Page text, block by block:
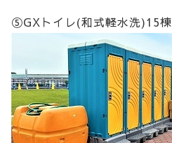
⑤GXトイレ(和式軽水洗)15棟